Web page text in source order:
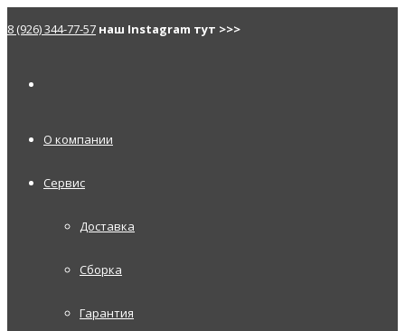
8 (926) 344-77-57 наш Instagram тут >>>
О компании
Сервис
Доставка
Сборка
Гарантия